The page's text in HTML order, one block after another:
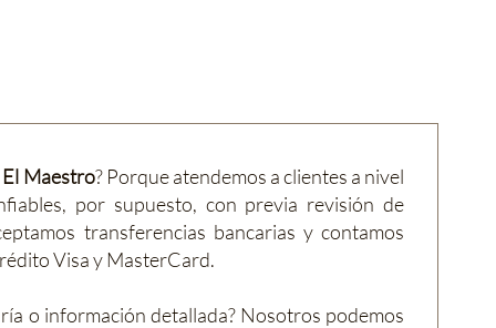
Maestro? Porque atendemos a clientes a nivel
por supuesto, con previa revisión de
transferencias bancarias y contamos
Visa y MasterCard.
o información detallada? Nosotros podemos